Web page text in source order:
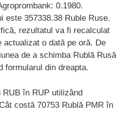
0.1980.
este 357338.38 Ruble Ruse.
rezultatul va fi recalculat
actualizat o dată pe oră. De
de a schimba Rublă Rusă
formularul din dreapta.
RUB în RUP utilizând
costă 70753 Rublă PMR în